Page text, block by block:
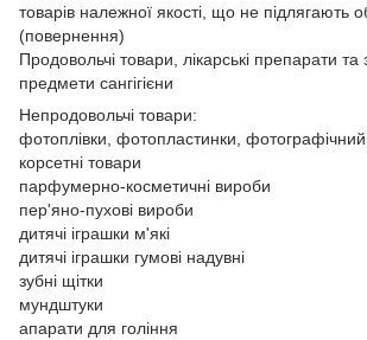
товарів належної якості, що не підлягають
(повернення)
Продовольчі товари, лікарські препарати та
предмети сангігієни
Непродовольчі товари:
фотоплівки, фотопластинки, фотографічний
корсетні товари
парфумерно-косметичні вироби
пер'яно-пухові вироби
дитячі іграшки м'які
дитячі іграшки гумові надувні
зубні щітки
мундштуки
апарати для гоління